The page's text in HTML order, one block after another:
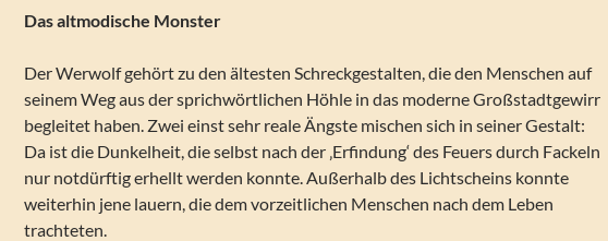
Das altmodische Monster
Der Werwolf gehört zu den ältesten Schreckgestalten, die den Menschen auf
seinem Weg aus der sprichwörtlichen Höhle in das moderne Großstadtgewirr
begleitet haben. Zwei einst sehr reale Ängste mischen sich in seiner Gestalt:
Da ist die Dunkelheit, die selbst nach der ‚Erfindung‘ des Feuers durch Fackeln
nur notdürftig erhellt werden konnte. Außerhalb des Lichtscheins konnte
weiterhin jene lauern, die dem vorzeitlichen Menschen nach dem Leben
trachteten.